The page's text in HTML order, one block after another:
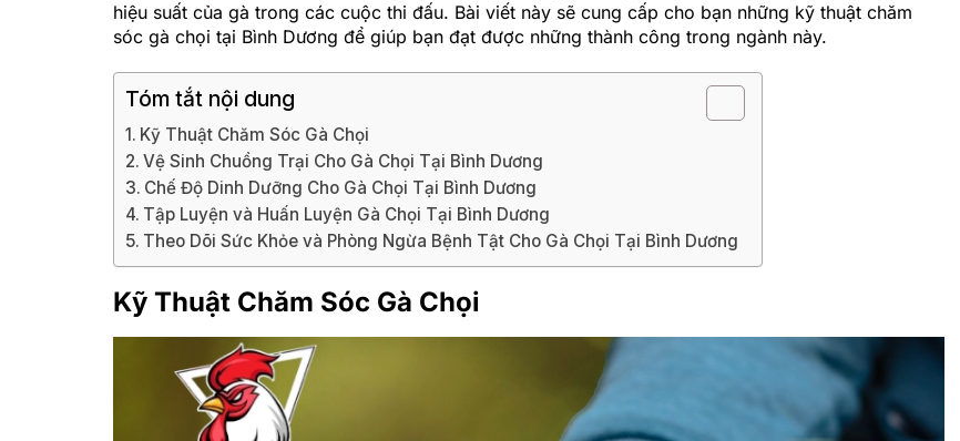
hiệu suất của gà trong các cuộc thi đấu. Bài viết này sẽ cung cấp cho bạn những kỹ thuật chăm
sóc gà chọi tại Bình Dương để giúp bạn đạt được những thành công trong ngành này.
Tóm tắt nội dung
Kỹ Thuật Chăm Sóc Gà Chọi
Vệ Sinh Chuồng Trại Cho Gà Chọi Tại Bình Dương
Chế Độ Dinh Dưỡng Cho Gà Chọi Tại Bình Dương
Tập Luyện và Huấn Luyện Gà Chọi Tại Bình Dương
Theo Dõi Sức Khỏe và Phòng Ngừa Bệnh Tật Cho Gà Chọi Tại Bình Dương
Kỹ Thuật Chăm Sóc Gà Chọi